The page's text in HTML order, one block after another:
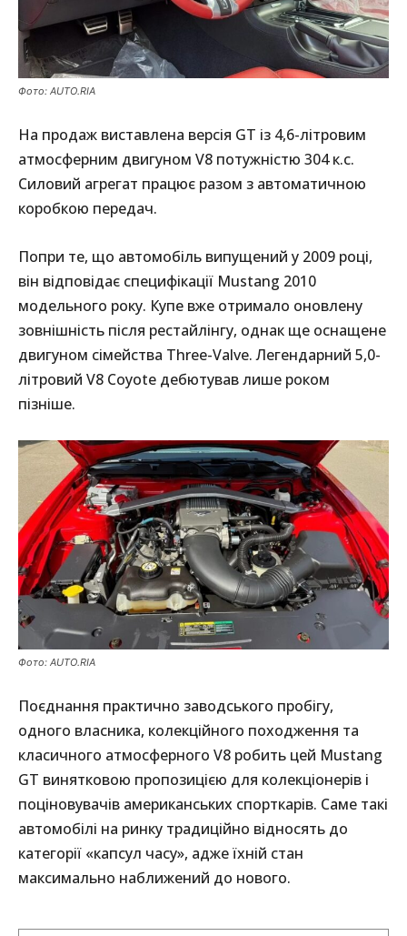
Фото: AUTO.RIA
На продаж виставлена версія GT із 4,6-літровим
атмосферним двигуном V8 потужністю 304 к.с.
Силовий агрегат працює разом з автоматичною
коробкою передач.
Попри те, що автомобіль випущений у 2009 році,
він відповідає специфікації Mustang 2010
модельного року. Купе вже отримало оновлену
зовнішність після рестайлінгу, однак ще оснащене
двигуном сімейства Three-Valve. Легендарний 5,0-
літровий V8 Coyote дебютував лише роком
пізніше.
Фото: AUTO.RIA
Поєднання практично заводського пробігу,
одного власника, колекційного походження та
класичного атмосферного V8 робить цей Mustang
GT винятковою пропозицією для колекціонерів і
поціновувачів американських спорткарів. Саме такі
автомобілі на ринку традиційно відносять до
категорії «капсул часу», адже їхній стан
максимально наближений до нового.